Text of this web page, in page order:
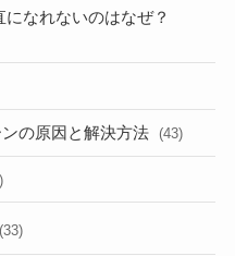
なれないのはなぜ？
の原因と解決方法 (43)
(33)